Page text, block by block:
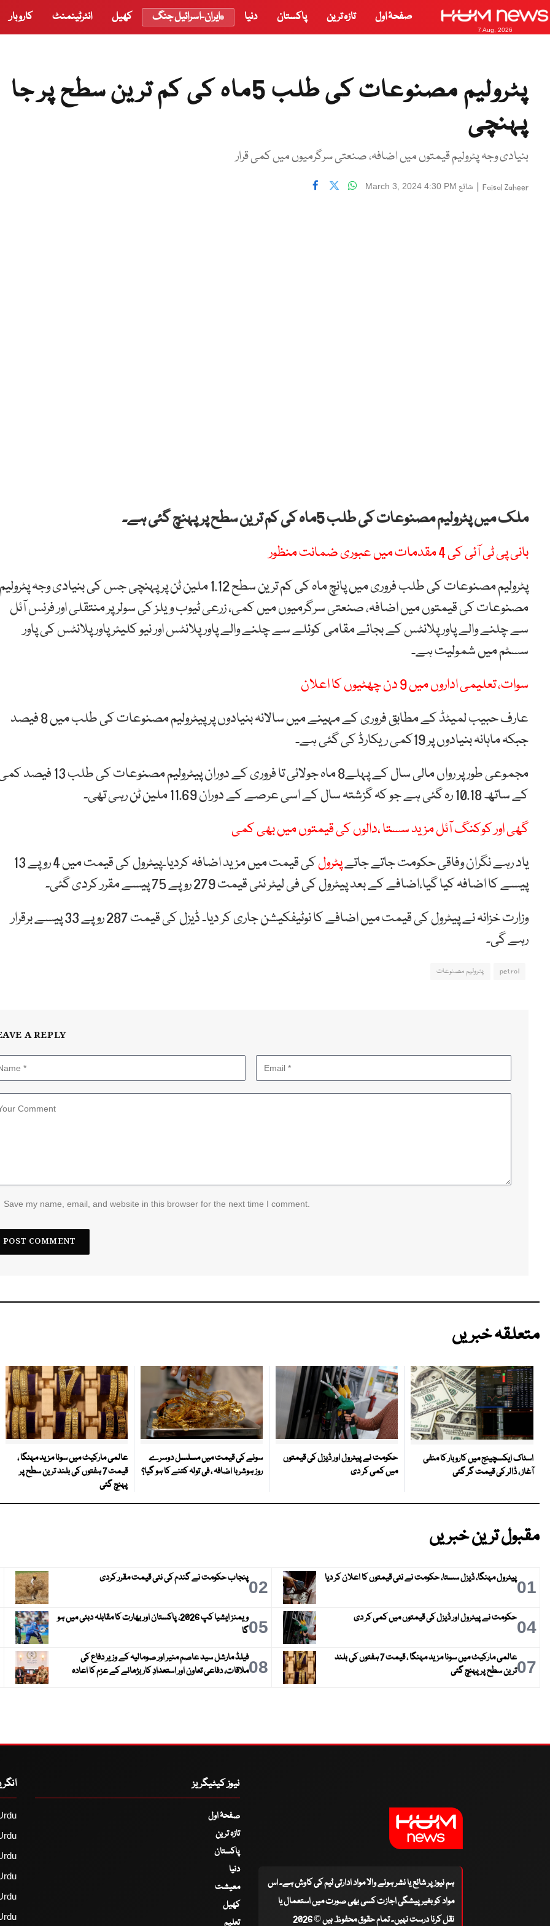
7 Aug, 2026
صفحۂ اول تازہ ترین پاکستان دنیا ایران-اسرائیل جنگ کھیل انٹرٹینمنٹ کاروبار
پٹرولیم مصنوعات کی طلب 5ماہ کی کم ترین سطح پر جا
پہنچی
بنیادی وجہ پٹرولیم قیمتوں میں اضافہ، صنعتی سرگرمیوں میں کمی قرار
Faisal Zaheer
| شائع March 3, 2024 4:30 PM
ملک میں پٹرولیم مصنوعات کی طلب 5ماہ کی کم ترین سطح پرپہنچ گئی ہے۔
بانی پی ٹی آئی کی 4 مقدمات میں عبوری ضمانت منظور
پٹرولیم مصنوعات کی طلب فروری میں پانچ ماہ کی کم ترین سطح 1.12 ملین ٹن پر پہنچی جس کی بنیادی وجہ پٹرولیم
مصنوعات کی قیمتوں میں اضافہ، صنعتی سرگرمیوں میں کمی، زرعی ٹیوب ویلز کی سولر پر منتقلی اور فرنس آئل
سے چلنے والے پاور پلانٹس کے بجائے مقامی کوئلے سے چلنے والے پاور پلانٹس اور نیو کلیئر پاور پلانٹس کی پاور
سسٹم میں شمولیت ہے۔
سوات، تعلیمی اداروں میں 9 دن چھٹیوں کا اعلان
عارف حبیب لمیٹڈ کے مطابق فروری کے مہینے میں سالانہ بنیادوں پر پیٹرولیم مصنوعات کی طلب میں 8 فیصد
جبکہ ماہانہ بنیادوں پر 19کمی ریکارڈ کی گئی ہے۔
مجموعی طور پر رواں مالی سال کے پہلے8 ماہ جولائی تا فروری کے دوران پیٹرولیم مصنوعات کی طلب
کے ساتھ 10.18 رہ گئی ہے جو کہ گزشتہ سال کے اسی عرصے کے دوران 11.69 ملین ٹن رہی تھی۔
گھی اور کوکنگ آئل مزید سستا ،دالوں کی قیمتوں میں بھی کمی
یاد رہے نگران وفاقی حکومت جاتے جاتےپٹرول
کی قیمت میں مزید اضافہ کردیا۔پیٹرول کی قیمت میں 4 روپے 13
پیسے کا اضافہ کیا گیا،اضافے کے بعد پیٹرول کی فی لیٹر نئی قیمت 279 روپے 75 پیسے مقرر کردی گئی۔
وزارت خزانہ نے پیٹرول کی قیمت میں اضافے کا نوٹیفکیشن جاری کر دیا۔ ڈیزل کی قیمت 287 روپے 33 پیسے برقرار
رہے گی۔
petrol پٹرولیم مصنوعات
A REPLY
Save my name, email, and website in this browser for the next time I comment.
متعلقہ خبریں
اسٹاک ایکسچینج میں کاروبار کا منفی
آغاز ، ڈالر کی قیمت گر گئی
حکومت نے پیٹرول اور ڈیزل کی قیمتوں
میں کمی کر دی
سونے کی قیمت میں مسلسل دوسرے
روز ہوشربا اضافہ ، فی تولہ کتنے کا ہو گیا؟
عالمی مارکیٹ میں سونا مزید مہنگا ،
قیمت 7 ہفتوں کی بلند ترین سطح پر
پہنچ گئی
مقبول ترین خبریں
01پیٹرول مہنگا، ڈیزل سستا، حکومت نے نئی قیمتوں کا اعلان کر دیا 02پنجاب حکومت نے گندم کی نئی قیمت مقرر کردی
04حکومت نے پیٹرول اور ڈیزل کی قیمتوں میں کمی کر دی 05
ویمنز ایشیا کپ 2026، پاکستان اور بھارت کا مقابلہ دبئی میں ہو
گا
07
عالمی مارکیٹ میں سونا مزید مہنگا ، قیمت 7 ہفتوں کی بلند
ترین سطح پر پہنچ گئی
08فیلڈ مارشل سید عاصم منیر اور صومالیہ کے وزیر دفاع کی
ملاقات، دفاعی تعاون اور استعدادِ کار بڑھانے کے عزم کا اعادہ
ہم نیوز پر شائع یا نشر ہونے والا مواد ادارتی ٹیم کی کاوش ہے۔ اس
مواد کو بغیر پیشگی اجازت کسی بھی صورت میں استعمال یا
نقل کرنا درست نہیں۔ تمام حقوق محفوظ ہیں © 2026
نیوز کیٹیگریز
صفحۂ اول
تازہ ترین
پاکستان
دنیا
معیشت
کھیل
تعلیم